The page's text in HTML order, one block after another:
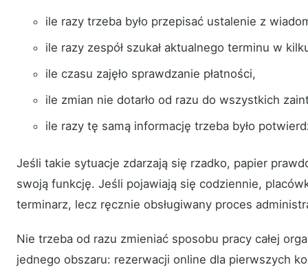
ile razy trzeba było przepisać ustalenie z
ile razy zespół szukał aktualnego terminu w
ile czasu zajęło sprawdzanie płatności,
ile zmian nie dotarło od razu do wszystkich
ile razy tę samą informację trzeba było
Jeśli takie sytuacje zdarzają się rzadko, papier
swoją funkcję. Jeśli pojawiają się codziennie,
terminarz, lecz ręcznie obsługiwany proces
Nie trzeba od razu zmieniać sposobu pracy całej
jednego obszaru: rezerwacji online dla pierwszych